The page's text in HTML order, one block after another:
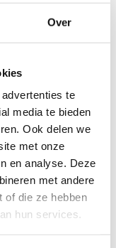
Over
te
media te bieden
Ook delen we
met onze
en analyse. Deze
met andere
of die ze hebben
hun services.